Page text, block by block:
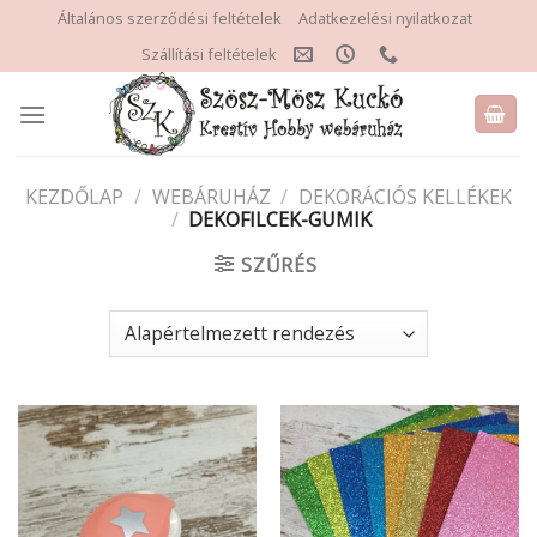
content
Általános szerződési feltételek
Adatkezelési nyilatkozat
Szállítási feltételek
KEZDŐLAP / WEBÁRUHÁZ / DEKORÁCIÓS KELLÉKEK
/ DEKOFILCEK-GUMIK
SZŰRÉS